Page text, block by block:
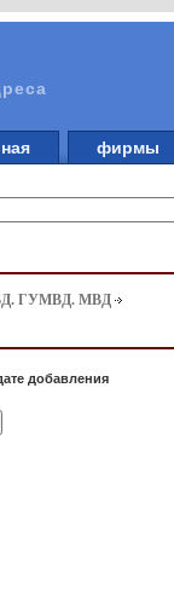
фирмы
ГУМВД. МВД
добавления